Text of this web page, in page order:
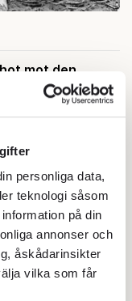
personliga data,
teknologi såsom
på din
annonser och
åskådarinsikter
vilka som får
mot den
drömde
liter läcker
oroar sig